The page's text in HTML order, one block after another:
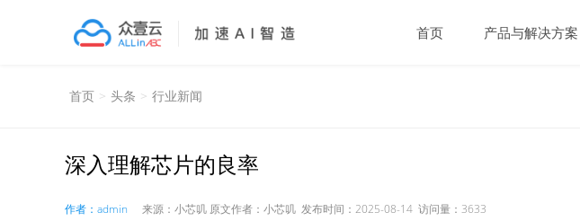
首页 产品与解决方案
解决方案
半导体智能工厂门户软件 iFab
芯片生产全生命周期追踪 Lot Tracing 虚拟量测 Virtual Metrology
首页 > 头条 > 行业新闻
深入理解芯片的良率
作者：admin 来源：小芯叽 原文作者：小芯叽 发布时间：2025-08-14 访问量：3633